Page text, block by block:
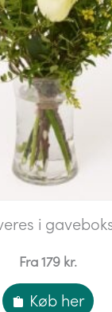
i
Fra 179 kr.
Køb her